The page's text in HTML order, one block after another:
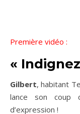
Première vidéo :
«
Gilbert, habitant
lance son coup
d’expression !